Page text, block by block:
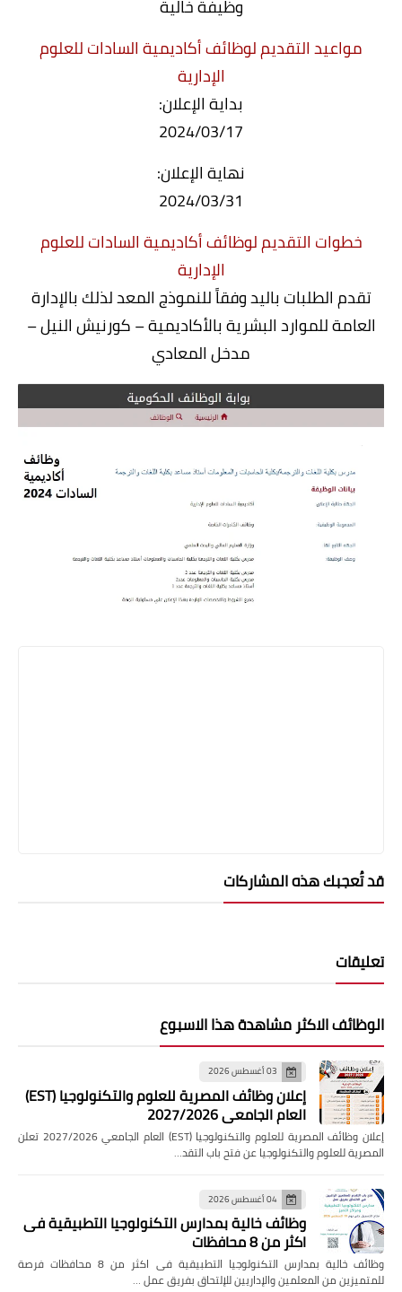
وظيفة خالية
مواعيد التقديم لوظائف أكاديمية السادات للعلوم
الإدارية
بداية الإعلان:
2024/03/17
نهاية الإعلان:
2024/03/31
خطوات التقديم لوظائف أكاديمية السادات للعلوم
الإدارية
تقدم الطلبات باليد وفقاً للنموذج المعد لذلك بالإدارة
العامة للموارد البشرية بالأكاديمية – كورنيش النيل –
مدخل المعادي
قد تُعجبك هذه المشاركات
تعليقات
الوظائف الاكثر مشاهدة هذا الاسبوع
03 أغسطس 2026
إعلان وظائف المصرية للعلوم والتكنولوجيا (EST)
العام الجامعي 2027/2026
إعلان وظائف المصرية للعلوم والتكنولوجيا (EST) العام الجامعي 2027/2026 تعلن
المصرية للعلوم والتكنولوجيا عن فتح باب التقد…
04 أغسطس 2026
وظائف خالية بمدارس التكنولوجيا التطبيقية فى
اكثر من 8 محافظات
وظائف خالية بمدارس التكنولوجيا التطبيقية فى اكثر من 8 محافظات فرصة
للمتميزين من المعلمين والإداريين للإلتحاق بفريق عمل …